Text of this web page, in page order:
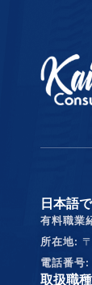
日本語
有料職業
所在地:
電話番号:
取扱職